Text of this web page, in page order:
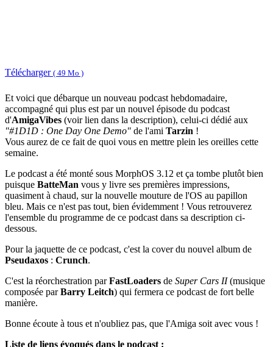
Télécharger ( 49 Mo )
Et voici que débarque un nouveau podcast hebdomadaire,
accompagné qui plus est par un nouvel épisode du podcast
d'AmigaVibes (voir lien dans la description), celui-ci dédié aux
"#1D1D : One Day One Demo" de l'ami Tarzin !
Vous aurez de ce fait de quoi vous en mettre plein les oreilles cette
semaine.
Le podcast a été monté sous MorphOS 3.12 et ça tombe plutôt bien
puisque BatteMan vous y livre ses premières impressions,
quasiment à chaud, sur la nouvelle mouture de l'OS au papillon
bleu. Mais ce n'est pas tout, bien évidemment ! Vous retrouverez
l'ensemble du programme de ce podcast dans sa description ci-
dessous.
Pour la jaquette de ce podcast, c'est la cover du nouvel album de
Pseudaxos : Crunch.
C'est la réorchestration parFastLoaders de Super Cars II(musique
composée parBarry Leitch) qui fermera ce podcast de fort belle
manière.
Bonne écoute à tous et n'oubliez pas, que l'Amiga soit avec vous !
Liste de liens évoqués dans le podcast :